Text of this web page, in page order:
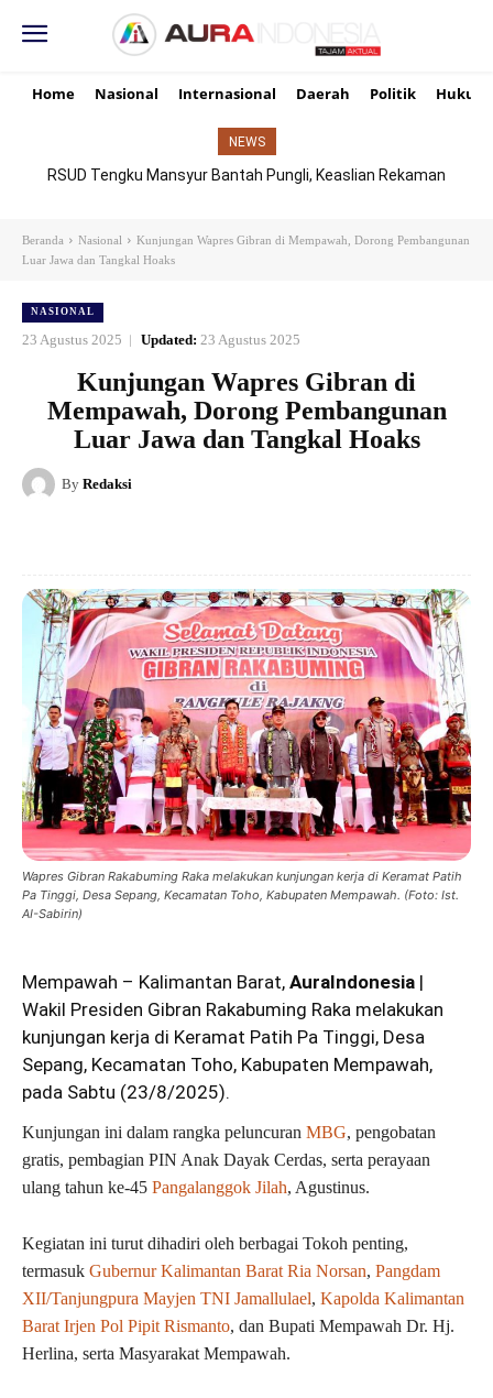
Home Nasional Internasional Daerah Politik Hukum
NEWS
RSUD Tengku Mansyur Bantah Pungli, Keaslian Rekaman
Beranda Nasional
Kunjungan Wapres Gibran di Mempawah, Dorong Pembangunan
Luar Jawa dan Tangkal Hoaks
NASIONAL
23 Agustus 2025 Updated: 23 Agustus 2025
Kunjungan Wapres Gibran di
Mempawah, Dorong Pembangunan
Luar Jawa dan Tangkal Hoaks
By Redaksi
Wapres Gibran Rakabuming Raka melakukan kunjungan kerja di Keramat Patih
Pa Tinggi, Desa Sepang, Kecamatan Toho, Kabupaten Mempawah. (Foto: Ist.
AI-Sabirin)
Mempawah – Kalimantan Barat, AuraIndonesia |
Wakil Presiden Gibran Rakabuming Raka melakukan
kunjungan kerja di Keramat Patih Pa Tinggi, Desa
Sepang, Kecamatan Toho, Kabupaten Mempawah,
pada Sabtu (23/8/2025).
Kunjungan ini dalam rangka peluncuran MBG, pengobatan
gratis, pembagian PIN Anak Dayak Cerdas, serta perayaan
ulang tahun ke-45 Pangalanggok Jilah, Agustinus.
Kegiatan ini turut dihadiri oleh berbagai Tokoh penting,
termasuk Gubernur Kalimantan Barat Ria Norsan, Pangdam
XII/Tanjungpura Mayjen TNI Jamallulael, Kapolda Kalimantan
Barat Irjen Pol Pipit Rismanto, dan Bupati Mempawah Dr. Hj.
Herlina, serta Masyarakat Mempawah.